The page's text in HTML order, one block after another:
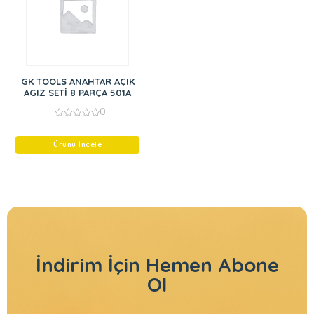
GK TOOLS ANAHTAR AÇIK
AGIZ SETİ 8 PARÇA 501A
of
0
Ürünü İncele
İndirim İçin Hemen Abone
Ol